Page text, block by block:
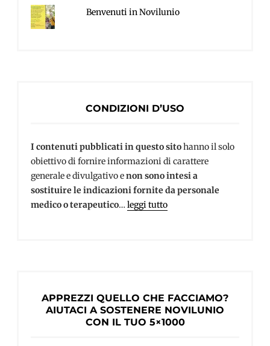
Benvenuti in Novilunio
CONDIZIONI D’USO
I contenuti pubblicati in questo sitohanno il solo
obiettivo di fornire informazioni di carattere
generale e divulgativo enon sono intesi a
sostituire le indicazioni fornite da personale
medico o terapeutico…leggi tutto
APPREZZI QUELLO CHE FACCIAMO?
AIUTACI A SOSTENERE NOVILUNIO
CON IL TUO 5×1000